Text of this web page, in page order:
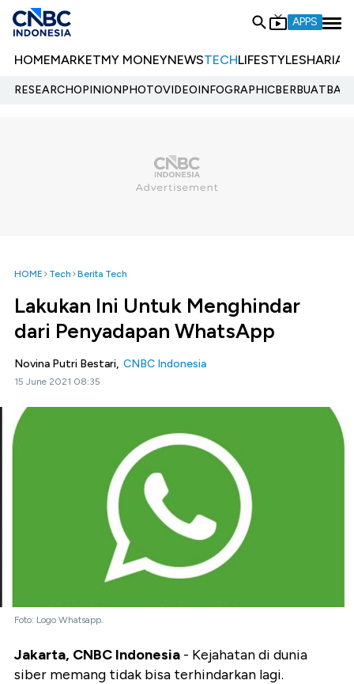
APPS
HOMEMARKETMY MONEYNEWSTECHLIFESTYLESHARIA
RESEARCHOPINIONPHOTOVIDEOINFOGRAPHIC
HOME Tech Berita Tech
Lakukan Ini Untuk Menghindar
dari Penyadapan WhatsApp
Novina Putri Bestari, CNBC Indonesia
15 June 2021 08:35
Foto: Logo Whatsapp.
Jakarta, CNBC Indonesia - Kejahatan di dunia
siber memang tidak bisa terhindarkan lagi.